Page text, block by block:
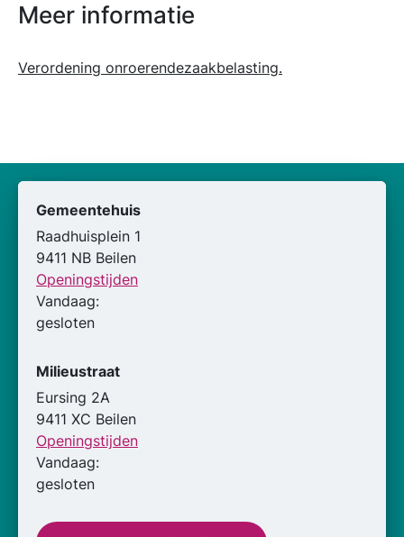
Meer informatie
Verordening onroerendezaakbelasting.
Gemeentehuis
Raadhuisplein 1
9411 NB Beilen
Openingstijden
Vandaag:
gesloten
Milieustraat
Eursing 2A
9411 XC Beilen
Openingstijden
Vandaag:
gesloten